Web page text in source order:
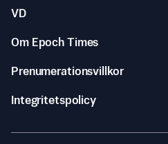
VD
Om Epoch Times
Prenumerationsvillkor
Integritetspolicy